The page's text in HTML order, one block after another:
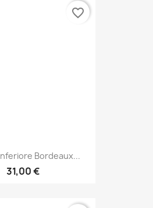
Bordeaux...
31,00 €
favorite_border